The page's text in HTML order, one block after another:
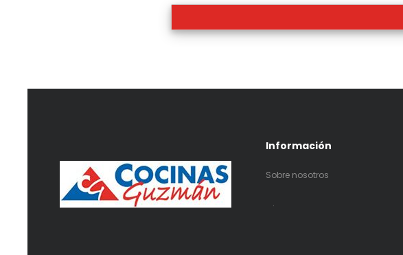
Información
Sobre nosotros
.